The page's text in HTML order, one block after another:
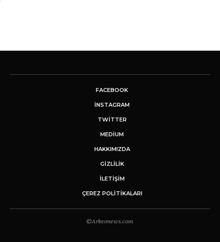
FACEBOOK
INSTAGRAM
TWITTER
MEDIUM
HAKKIMIZDA
GİZLİLİK
İLETIŞIM
ÇEREZ POLITIKALARI
©Arkeonews.com